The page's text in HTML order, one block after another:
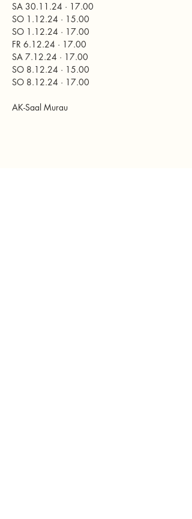
SA 30.11.24 · 17.00
SO 1.12.24 · 15.00
SO 1.12.24 · 17.00
FR 6.12.24 · 17.00
SA 7.12.24 · 17.00
SO 8.12.24 · 15.00
SO 8.12.24 · 17.00
AK-Saal Murau